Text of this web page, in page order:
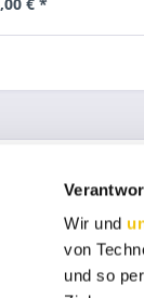
Wir und
von
und so
und Beratung